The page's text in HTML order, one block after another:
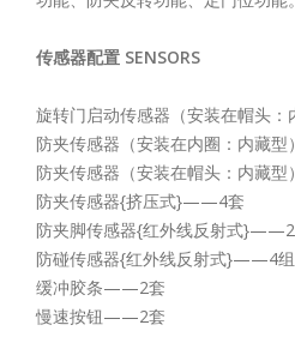
传感器配置 SENSORS
旋转门启动传感器（安装在帽头
防夹传感器（安装在内圈：内藏
防夹传感器（安装在帽头：内藏
防夹传感器{挤压式}——4套
防夹脚传感器{红外线反射式
防碰传感器{红外线反射式}——4组
缓冲胶条——2套
慢速按钮——2套